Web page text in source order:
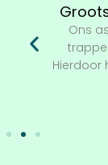
Ons
Hierdoor